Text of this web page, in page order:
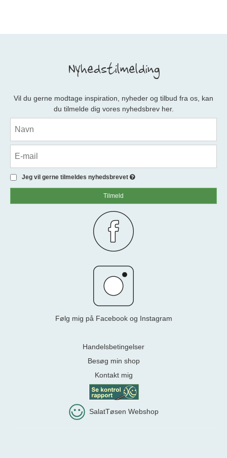
Nyhedstilmelding
Vil du gerne modtage inspiration, nyheder og tilbud fra os, kan
du tilmelde dig vores nyhedsbrev her.
Jeg vil gerne tilmeldes nyhedsbrevet
Tilmeld
Følg mig på Facebook og Instagram
Handelsbetingelser
Besøg min shop
Kontakt mig
SalatTøsen Webshop